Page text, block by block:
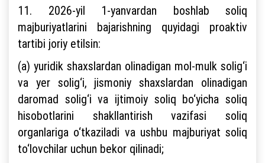
11. 2026-yil 1-yanvardan boshlab soliq
majburiyatlarini bajarishning quyidagi proaktiv
tartibi joriy etilsin:
(a) yuridik shaxslardan olinadigan mol-mulk solig‘i
va yer solig‘i, jismoniy shaxslardan olinadigan
daromad solig‘i va ijtimoiy soliq bo‘yicha soliq
hisobotlarini shakllantirish vazifasi soliq
organlariga o‘tkaziladi va ushbu majburiyat soliq
to‘lovchilar uchun bekor qilinadi;